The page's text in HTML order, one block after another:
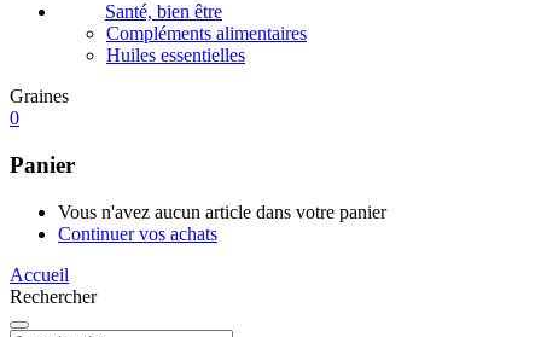
Santé, bien être
Compléments alimentaires
Huiles essentielles
Graines
0
Panier
Vous n'avez aucun article dans votre panier
Continuer vos achats
Accueil
Rechercher